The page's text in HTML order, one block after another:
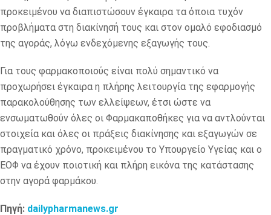
προκειμένου να διαπιστώσουν έγκαιρα τα όποια τυχόν
προβλήματα στη διακίνησή τους και στον ομαλό εφοδιασμό
της αγοράς, λόγω ενδεχόμενης εξαγωγής τους.
Για τους φαρμακοποιούς είναι πολύ σημαντικό να
προχωρήσει έγκαιρα η πλήρης λειτουργία της εφαρμογής
παρακολούθησης των ελλείψεων, έτσι ώστε να
ενσωματωθούν όλες οι Φαρμακαποθήκες για να αντλούνται
στοιχεία και όλες οι πράξεις διακίνησης και εξαγωγών σε
πραγματικό χρόνο, προκειμένου το Υπουργείο Υγείας και ο
ΕΟΦ να έχουν ποιοτική και πλήρη εικόνα της κατάστασης
στην αγορά φαρμάκου.
Πηγή: dailypharmanews.gr